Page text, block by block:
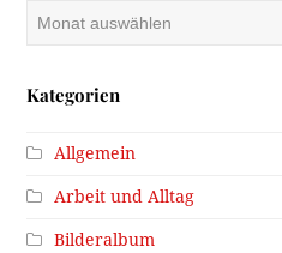
Archiv
Kategorien
Allgemein
Arbeit und Alltag
Bilderalbum